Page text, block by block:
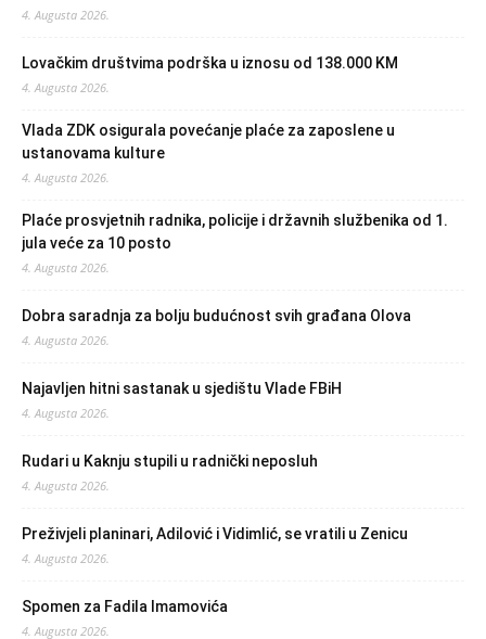
4. Augusta 2026.
Lovačkim društvima podrška u iznosu od 138.000 KM
4. Augusta 2026.
Vlada ZDK osigurala povećanje plaće za zaposlene u
ustanovama kulture
4. Augusta 2026.
Plaće prosvjetnih radnika, policije i državnih službenika od 1.
jula veće za 10 posto
4. Augusta 2026.
Dobra saradnja za bolju budućnost svih građana Olova
4. Augusta 2026.
Najavljen hitni sastanak u sjedištu Vlade FBiH
4. Augusta 2026.
Rudari u Kaknju stupili u radnički neposluh
4. Augusta 2026.
Preživjeli planinari, Adilović i Vidimlić, se vratili u Zenicu
4. Augusta 2026.
Spomen za Fadila Imamovića
4. Augusta 2026.